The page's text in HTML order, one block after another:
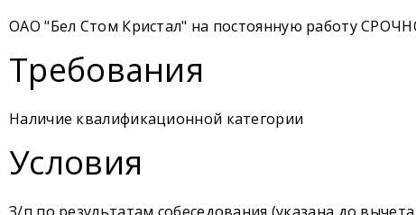
ОАО "Бел Стом Кристал" на постоянную работу
Требования
Наличие квалификационной категории
Условия